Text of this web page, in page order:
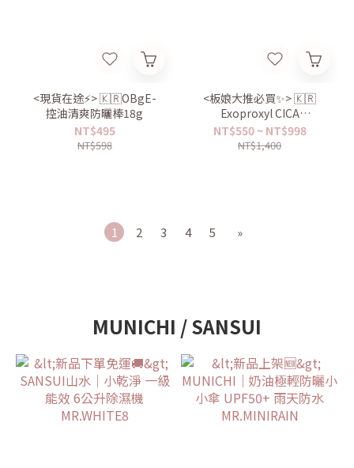
<現貨在途⚡️> 🇰🇷OBgE-
控油清爽防曬棒18g
NT$495
NT$598
<板娘大推必買✨> 🇰🇷
Exoproxyl CICA
EXOSOmethod™ 積雪草外
囊泡20安瓶修護霜30ml
NT$550 ~ NT$998
NT$1,400
1 2 3 4 5 »
MUNICHI / SANSUI